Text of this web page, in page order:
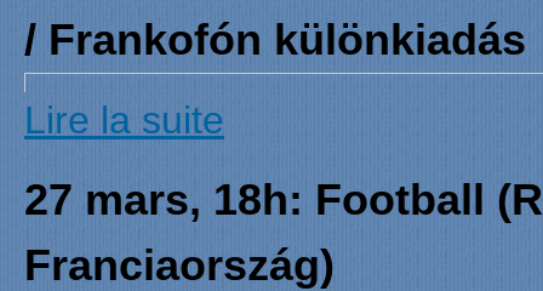
/ Frankofón különkiadás
Lire la suite
27 mars, 18h: Football
Franciaország)